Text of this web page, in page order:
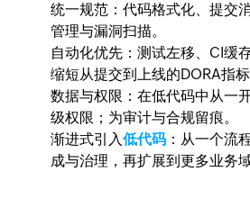
统一规范：代码格式化、提交
管理与漏洞扫描。
自动化优先：测试左移、CI缓
缩短从提交到上线的DORA指标
数据与权限：在低代码中从一
级权限；为审计与合规留痕。
渐进式引入低代码 ：从一个流
成与治理，再扩展到更多业务域